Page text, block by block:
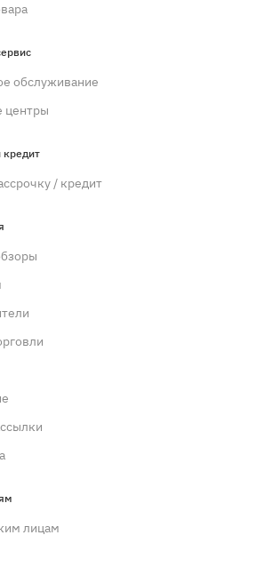
обслуживание
центры
кредит
/ кредит
лицам